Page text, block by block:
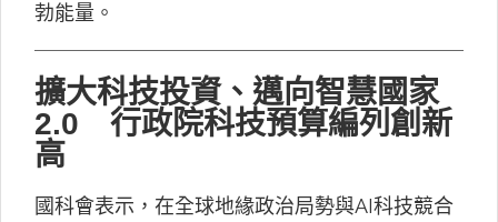
勃能量。
擴大科技投資、邁向智慧國家
2.0 行政院科技預算編列創新
高
國科會表示，在全球地緣政治局勢與AI科技競合